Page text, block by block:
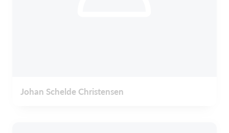
Johan Schelde Christensen